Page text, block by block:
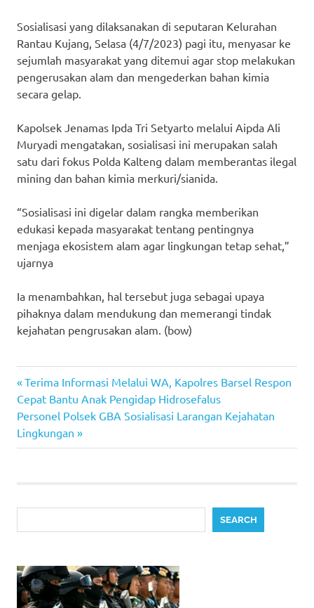
Sosialisasi yang dilaksanakan di seputaran Kelurahan
Rantau Kujang, Selasa (4/7/2023) pagi itu, menyasar ke
sejumlah masyarakat yang ditemui agar stop melakukan
pengerusakan alam dan mengederkan bahan kimia
secara gelap.
Kapolsek Jenamas Ipda Tri Setyarto melalui Aipda Ali
Muryadi mengatakan, sosialisasi ini merupakan salah
satu dari fokus Polda Kalteng dalam memberantas ilegal
mining dan bahan kimia merkuri/sianida.
“Sosialisasi ini digelar dalam rangka memberikan
edukasi kepada masyarakat tentang pentingnya
menjaga ekosistem alam agar lingkungan tetap sehat,”
ujarnya
Ia menambahkan, hal tersebut juga sebagai upaya
pihaknya dalam mendukung dan memerangi tindak
kejahatan pengrusakan alam. (bow)
Post
navigation
Previous
Post:
Terima Informasi Melalui WA, Kapolres Barsel Respon
Cepat Bantu Anak Pengidap Hidrosefalus
Next
Post:
Personel Polsek GBA Sosialisasi Larangan Kejahatan
Lingkungan
SEARCH